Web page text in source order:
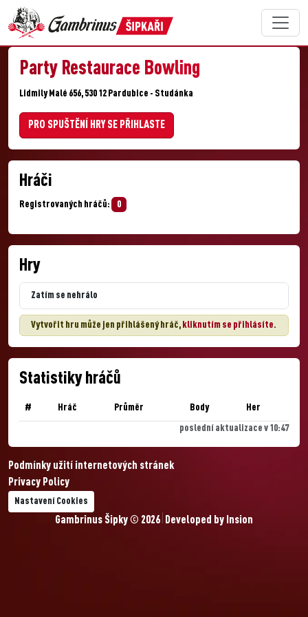
Party Restaurace Bowling
Lidmily Malé 656, 530 12 Pardubice - Studánka
PRO SPUŠTĚNÍ HRY SE PŘIHLASTE
Hráči
Registrovaných hráčů: 0
Hry
Zatím se nehrálo
Vytvořit hru může jen přihlášený hráč, kliknutím se přihlásíte.
Statistiky hráčů
# Hráč Průměr Body Her
poslední aktualizace v 10:47
Podmínky užití internetových stránek
Privacy Policy
Nastavení Cookies
Gambrinus Šipky © 2026 Developed by Insion